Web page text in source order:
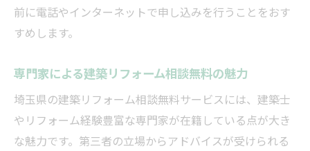
前に電話やインターネットで申し込みを行うことをおす
すめします。
専門家による建築リフォーム相談無料の魅力
埼玉県の建築リフォーム相談無料サービスには、建築士
やリフォーム経験豊富な専門家が在籍している点が大き
な魅力です。第三者の立場からアドバイスが受けられる